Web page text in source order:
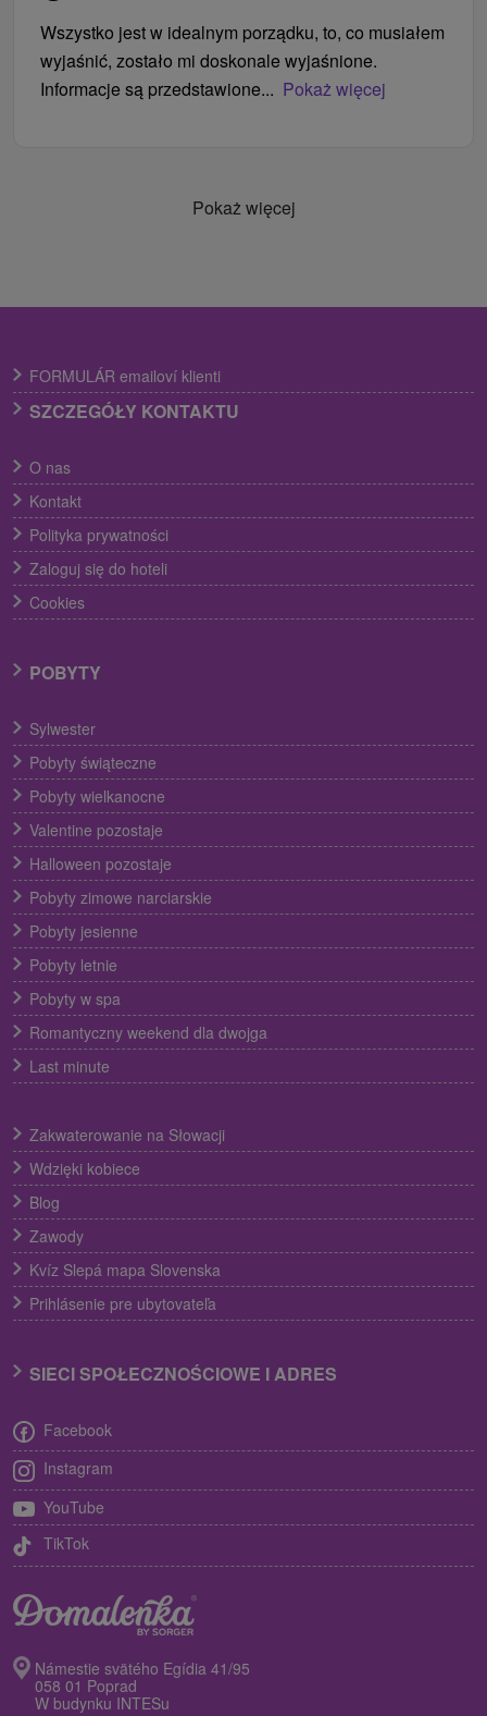
Wszystko jest w idealnym porządku, to, co musiałem
wyjaśnić, zostało mi doskonale wyjaśnione.
Informacje są przedstawione... Pokaż więcej
Pokaż więcej
FORMULÁR emailoví klienti
SZCZEGÓŁY KONTAKTU
O nas
Kontakt
Polityka prywatności
Zaloguj się do hoteli
Cookies
POBYTY
Sylwester
Pobyty świąteczne
Pobyty wielkanocne
Valentine pozostaje
Halloween pozostaje
Pobyty zimowe narciarskie
Pobyty jesienne
Pobyty letnie
Pobyty w spa
Romantyczny weekend dla dwojga
Last minute
Zakwaterowanie na Słowacji
Wdzięki kobiece
Blog
Zawody
Kvíz Slepá mapa Slovenska
Prihlásenie pre ubytovateľa
SIECI SPOŁECZNOŚCIOWE I ADRES
Facebook
Instagram
YouTube
TikTok
Námestie svätého Egídia 41/95
058 01 Poprad
W budynku INTESu